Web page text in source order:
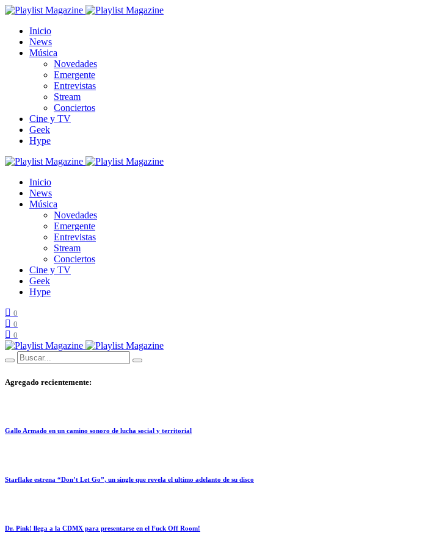
Inicio
News
Música
Novedades
Emergente
Entrevistas
Stream
Conciertos
Cine y TV
Geek
Hype
Inicio
News
Música
Novedades
Emergente
Entrevistas
Stream
Conciertos
Cine y TV
Geek
Hype
0
0
0
Agregado recientemente:
Gallo Armado en un camino sonoro de lucha social y territorial
Starflake estrena “Don’t Let Go”, un single que revela el ultimo adelanto de su disco
Dr. Pink! llega a la CDMX para presentarse en el Fuck Off Room!